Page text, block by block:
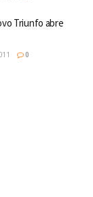
Triunfo abre
0